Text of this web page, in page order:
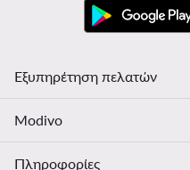
Εξυπηρέτηση πελατών
Modivo
Πληροφορίες